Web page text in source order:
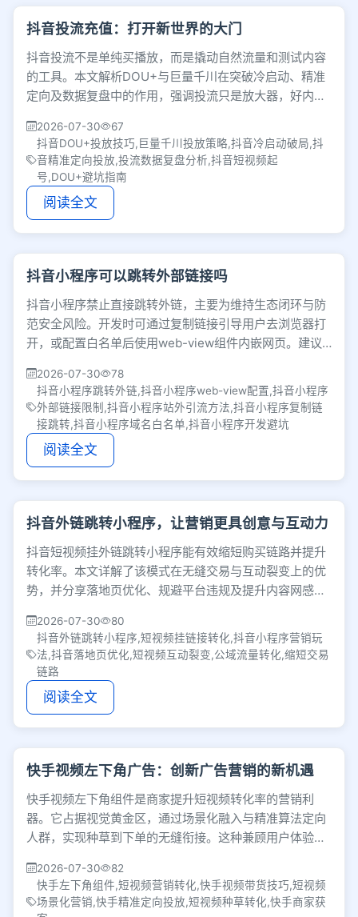
抖音投流充值：打开新世界的大门
抖音投流不是单纯买播放，而是撬动自然流量和测试内容
的工具。本文解析DOU+与巨量千川在突破冷启动、精准
定向及数据复盘中的作用，强调投流只是放大器，好内容
2026-07-30
67
抖音DOU+投放技巧,巨量千川投放策略,抖音冷启动破局,抖
音精准定向投放,投流数据复盘分析,抖音短视频起
号,DOU+避坑指南
阅读全文
抖音小程序可以跳转外部链接吗
抖音小程序禁止直接跳转外链，主要为维持生态闭环与防
范安全风险。开发时可通过复制链接引导用户去浏览器打
开，或配置白名单后使用web-view组件内嵌网页。建议
2026-07-30
78
抖音小程序跳转外链,抖音小程序web-view配置,抖音小程序
外部链接限制,抖音小程序站外引流方法,抖音小程序复制链
接跳转,抖音小程序域名白名单,抖音小程序开发避坑
阅读全文
抖音外链跳转小程序，让营销更具创意与互动力
抖音短视频挂外链跳转小程序能有效缩短购买链路并提升
转化率。本文详解了该模式在无缝交易与互动裂变上的优
势，并分享落地页优化、规避平台违规及提升内容网感等
2026-07-30
80
抖音外链跳转小程序,短视频挂链接转化,抖音小程序营销玩
法,抖音落地页优化,短视频互动裂变,公域流量转化,缩短交易
链路
阅读全文
快手视频左下角广告：创新广告营销的新机遇
快手视频左下角组件是商家提升短视频转化率的营销利
器。它占据视觉黄金区，通过场景化融入与精准算法定向
人群，实现种草到下单的无缝衔接。这种兼顾用户体验与
2026-07-30
82
快手左下角组件,短视频营销转化,快手视频带货技巧,短视频
场景化营销,快手精准定向投放,短视频种草转化,快手商家获